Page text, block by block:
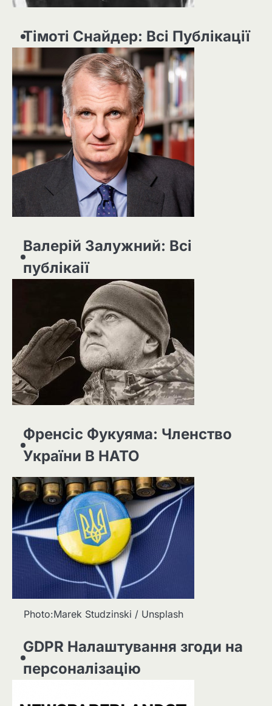
Тімоті Снайдер: Всі Публікації
Валерій Залужний: Всі
публікаії
Френсіс Фукуяма: Членство
України В НАТО
Photo:Marek Studzinski / Unsplash
GDPR Налаштування згоди на
персоналізацію